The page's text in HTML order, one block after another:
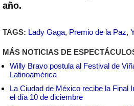
año.
TAGS: Lady Gaga, Premio de la Paz,
MÁS NOTICIAS DE
Willy Bravo postula al Festival de
Latinoamérica
La Ciudad de México recibe la Final
el día 10 de diciembre